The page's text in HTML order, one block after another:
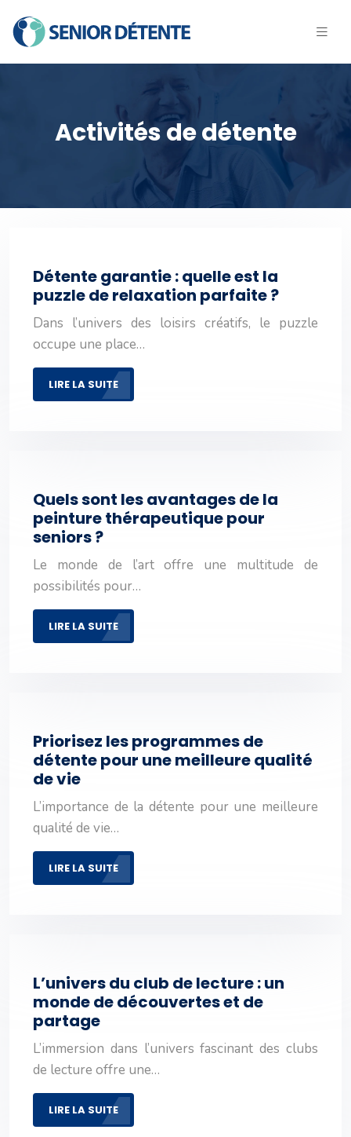
Activités de détente
Détente garantie : quelle est la
puzzle de relaxation parfaite ?
Dans l’univers des loisirs créatifs, le puzzle
occupe une place…
LIRE LA SUITE
Quels sont les avantages de la
peinture thérapeutique pour
seniors ?
Le monde de l’art offre une multitude de
possibilités pour…
LIRE LA SUITE
Priorisez les programmes de
détente pour une meilleure qualité
de vie
L’importance de la détente pour une meilleure
qualité de vie…
LIRE LA SUITE
L’univers du club de lecture : un
monde de découvertes et de
partage
L’immersion dans l’univers fascinant des clubs
de lecture offre une…
LIRE LA SUITE